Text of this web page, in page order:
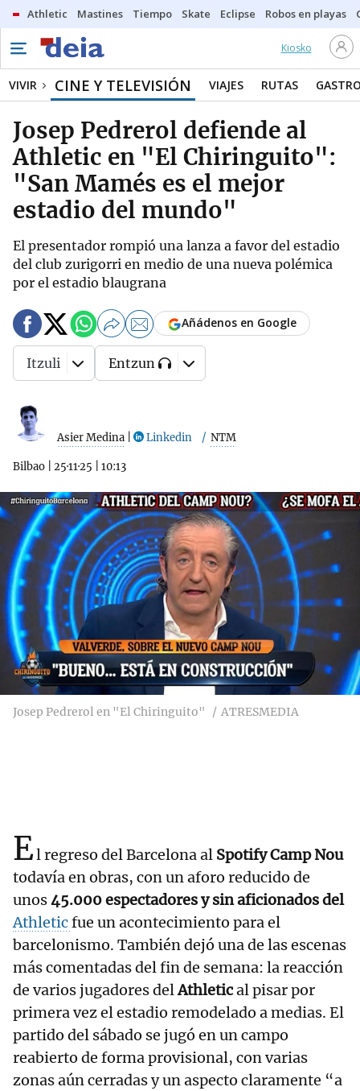
Athletic Mastines Tiempo Skate Eclipse Robos en playas
Kiosko
VIVIR CINE Y TELEVISIÓN VIAJES RUTAS
Josep Pedrerol defiende al
Athletic en "El Chiringuito":
"San Mamés es el mejor
estadio del mundo"
El presentador rompió una lanza a favor del estadio
del club zurigorri en medio de una nueva polémica
por el estadio blaugrana
Asier Medina Linkedin NTM
Bilbao 25·11·25 10:13
Añádenos en Google
Itzuli Entzun
Josep Pedrerol en "El Chiringuito" ATRESMEDIA
El regreso del Barcelona al Spotify Camp Nou
todavía en obras, con un aforo reducido de
unos45.000 espectadores y sin aficionados del
Athleticfue un acontecimiento para el
barcelonismo. También dejó una de las escenas
más comentadas del fin de semana: la reacción
de varios jugadores delAthletical pisar por
primera vez el estadio remodelado a medias. El
partido del sábado se jugó en un campo
reabierto de forma provisional, con varias
zonas aún cerradas y un aspecto claramente “a